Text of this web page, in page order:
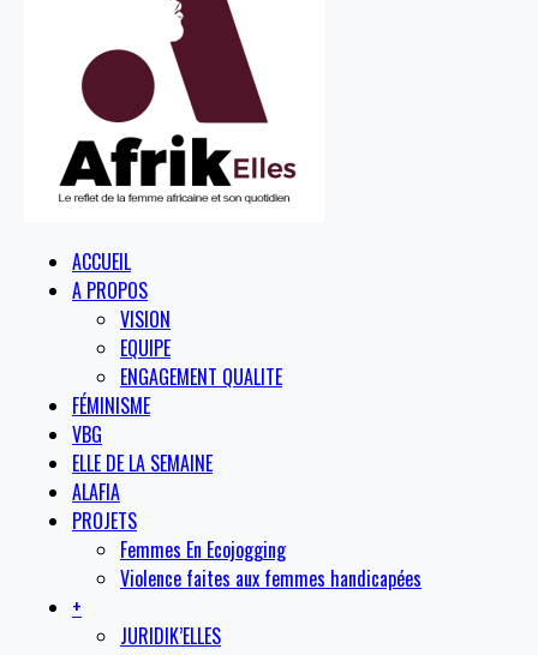
ACCUEIL
A PROPOS
VISION
EQUIPE
ENGAGEMENT QUALITE
FÉMINISME
VBG
ELLE DE LA SEMAINE
ALAFIA
PROJETS
Femmes En Ecojogging
Violence faites aux femmes handicapées
+
JURIDIK’ELLES